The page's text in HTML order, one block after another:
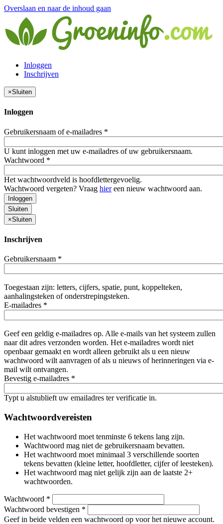
Overslaan en naar de inhoud gaan
Inloggen
Inschrijven
×Sluiten
Inloggen
Gebruikersnaam of e-mailadres *
U kunt inloggen met uw e-mailadres of uw gebruikersnaam.
Wachtwoord *
Het wachtwoordveld is hoofdlettergevoelig.
Wachtwoord vergeten? Vraag hiereen nieuw wachtwoord aan.
Inloggen
Sluiten
×Sluiten
Inschrijven
Gebruikersnaam *
Toegestaan zijn: letters, cijfers, spatie, punt, koppelteken,
aanhalingsteken of onderstrepingsteken.
E-mailadres *
Geef een geldig e-mailadres op. Alle e-mails van het systeem zullen
naar dit adres verzonden worden. Het e-mailadres wordt niet
openbaar gemaakt en wordt alleen gebruikt als u een nieuw
wachtwoord wilt aanvragen of als u nieuws of herinneringen via e-
mail wilt ontvangen.
Bevestig e-mailadres *
Typt u alstublieft uw emailadres ter verificatie in.
Wachtwoordvereisten
Het wachtwoord moet tenminste 6 tekens lang zijn.
Wachtwoord mag niet de gebruikersnaam bevatten.
Het wachtwoord moet minimaal 3 verschillende soorten
tekens bevatten (kleine letter, hoofdletter, cijfer of leesteken).
Het wachtwoord mag niet gelijk zijn aan de laatste 2+
wachtwoorden.
Wachtwoord *
Wachtwoord bevestigen *
Geef in beide velden een wachtwoord op voor het nieuwe account.